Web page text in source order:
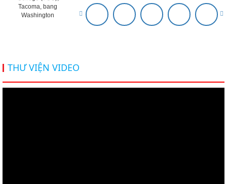
Tacoma, bang
Washington
THƯ VIỆN VIDEO